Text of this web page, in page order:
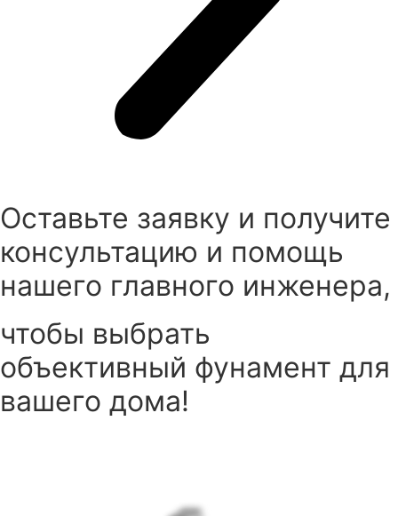
Оставьте заявку и получите
консультацию и помощь
нашего главного инженера,
чтобы выбрать
объективный фунамент для
вашего дома!